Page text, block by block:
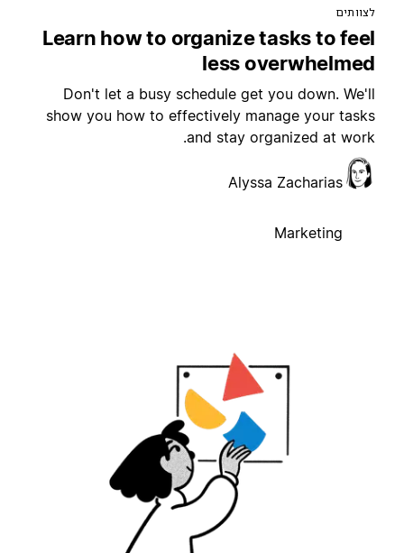
Learn how to organize tasks to
less
Don't let a busy schedule get you down.
show you how to effectively manage your
and stay organized at
Alyssa Zacharias
Marketing